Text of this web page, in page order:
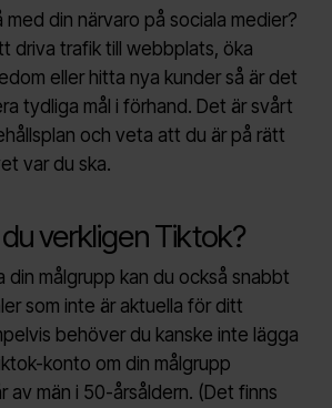
med din närvaro på sociala medier?
driva trafik till webbplats, öka
eller hitta nya kunder så är det
tydliga mål i förhand. Det är svårt
och veta att du är på rätt
var du ska.
verkligen Tiktok?
din målgrupp kan du också snabbt
som inte är aktuella för ditt
behöver du kanske inte lägga
konto om din målgrupp
av män i 50-årsåldern. (Det finns